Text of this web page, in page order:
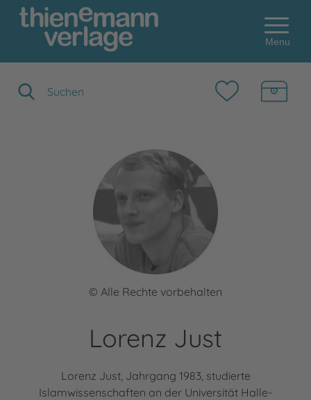
Menu
© Alle Rechte vorbehalten
Lorenz Just
Lorenz Just, Jahrgang 1983, studierte
Islamwissenschaften an der Universität Halle-